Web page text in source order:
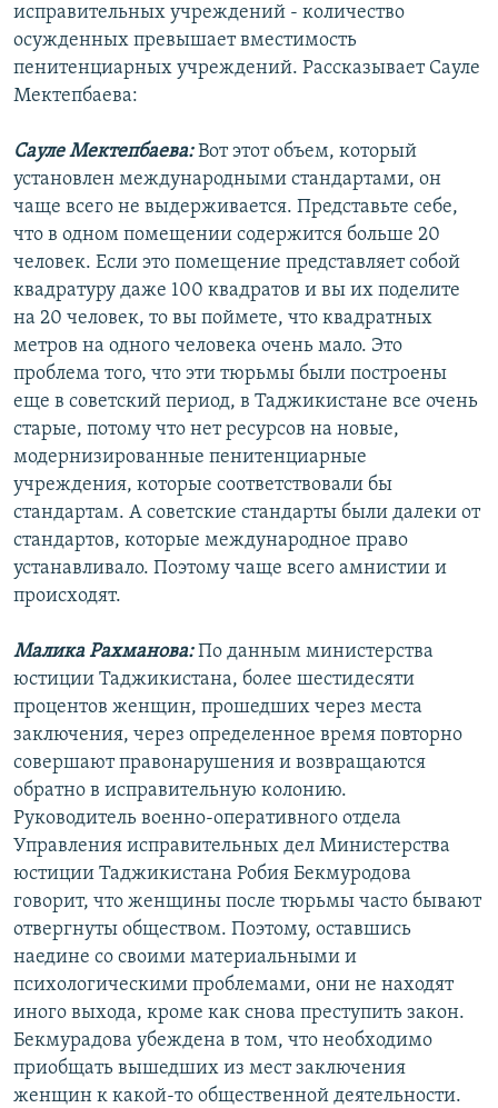
исправительных учреждений - количество
осужденных превышает вместимость
пенитенциарных учреждений. Рассказывает Сауле
Мектепбаева:
Сауле Мектепбаева:Вот этот объем, который
установлен международными стандартами, он
чаще всего не выдерживается. Представьте себе,
что в одном помещении содержится больше 20
человек. Если это помещение представляет собой
квадратуру даже 100 квадратов и вы их поделите
на 20 человек, то вы поймете, что квадратных
метров на одного человека очень мало. Это
проблема того, что эти тюрьмы были построены
еще в советский период, в Таджикистане все очень
старые, потому что нет ресурсов на новые,
модернизированные пенитенциарные
учреждения, которые соответствовали бы
стандартам. А советские стандарты были далеки от
стандартов, которые международное право
устанавливало. Поэтому чаще всего амнистии и
происходят.
Малика Рахманова:По данным министерства
юстиции Таджикистана, более шестидесяти
процентов женщин, прошедших через места
заключения, через определенное время повторно
совершают правонарушения и возвращаются
обратно в исправительную колонию.
Руководитель военно-оперативного отдела
Управления исправительных дел Министерства
юстиции Таджикистана Робия Бекмуродова
говорит, что женщины после тюрьмы часто бывают
отвергнуты обществом. Поэтому, оставшись
наедине со своими материальными и
психологическими проблемами, они не находят
иного выхода, кроме как снова преступить закон.
Бекмурадова убеждена в том, что необходимо
приобщать вышедших из мест заключения
женщин к какой-то общественной деятельности.